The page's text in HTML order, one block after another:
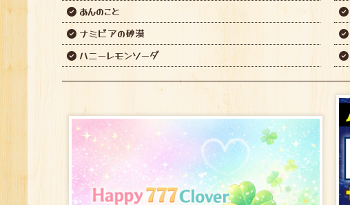
あんのこと
ナミビアの砂漠
ハニーレモンソーダ